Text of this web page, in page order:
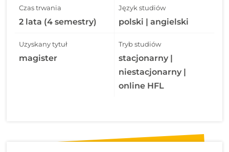
Czas trwania
2 lata (4 semestry)
Język studiów
polski | angielski
Uzyskany tytuł
magister
Tryb studiów
stacjonarny |
niestacjonarny |
online HFL